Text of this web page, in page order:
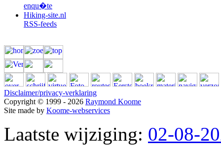
enqu�te
Hiking-site.nl
RSS-feeds
Disclaimer/privacy-verklaring
Copyright © 1999 - 2026 Raymond Koome
Site made by Koome-webservices
Laatste wijziging: 02-08-